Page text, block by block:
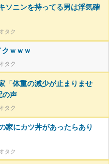
ソニンを持ってる男は浮気確
タク
ｗｗｗ
タク
「体重の減少が止まりませ
声
タク
家にカツ丼があったらあり
タク